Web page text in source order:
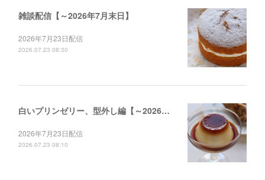
雑談配信【～2026年7月末日】
2026年7月23日配信
2026.07.23 08:30
白いプリンゼリー、型外し編【～2026年12月末日】
2026年7月23日配信
2026.07.23 08:10